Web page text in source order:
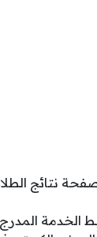
نتائج
الخدمة